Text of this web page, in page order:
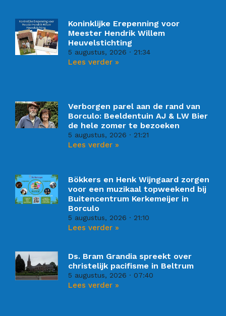
Koninklijke Erepenning voor
Meester Hendrik Willem
Heuvelstichting
5 augustus, 2026 21:34
Lees verder »
Verborgen parel aan de rand van
Borculo: Beeldentuin AJ & LW Bier
de hele zomer te bezoeken
5 augustus, 2026 21:21
Lees verder »
Bökkers en Henk Wijngaard zorgen
voor een muzikaal topweekend bij
Buitencentrum Kerkemeijer in
Borculo
5 augustus, 2026 21:10
Lees verder »
Ds. Bram Grandia spreekt over
christelijk pacifisme in Beltrum
5 augustus, 2026 07:40
Lees verder »